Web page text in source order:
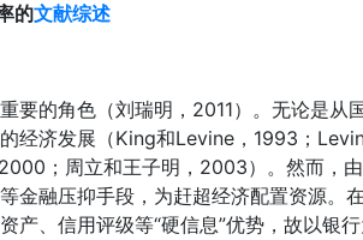
的文献综述
要的角色（刘瑞明，2011）。无论是从
经济发展（King和Levine，1993；
；周立和王子明，2003）。然而，
金融压抑手段，为赶超经济配置资源。
产、信用评级等“硬信息”优势，故以银